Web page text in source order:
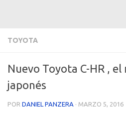
TOYOTA
Nuevo Toyota C-HR ,
japonés
POR DANIEL PANZERA · MARZO 5, 2016